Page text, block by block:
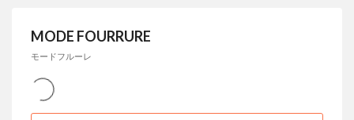
MODE FOURRURE
モードフルーレ